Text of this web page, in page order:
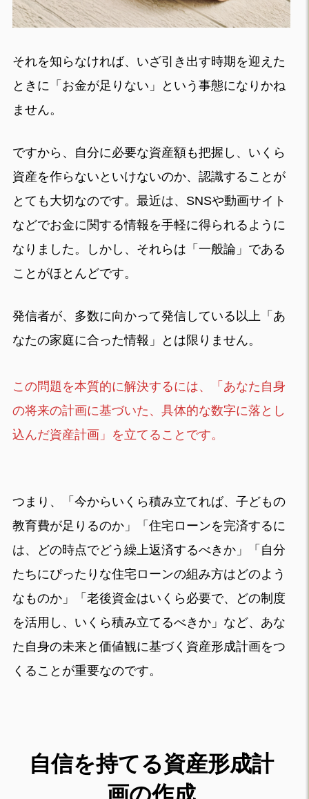
それを知らなければ、いざ引き出す時期を迎えた
ときに「お金が足りない」という事態になりかね
ません。
ですから、自分に必要な資産額も把握し、いくら
資産を作らないといけないのか、認識することが
とても大切なのです。最近は、SNSや動画サイト
などでお金に関する情報を手軽に得られるように
なりました。しかし、それらは「一般論」である
ことがほとんどです。
発信者が、多数に向かって発信している以上「あ
なたの家庭に合った情報」とは限りません。
この問題を本質的に解決するには、「あなた自身
の将来の計画に基づいた、具体的な数字に落とし
込んだ資産計画」を立てることです。
つまり、「今からいくら積み立てれば、子どもの
教育費が足りるのか」「住宅ローンを完済するに
は、どの時点でどう繰上返済するべきか」「自分
たちにぴったりな住宅ローンの組み方はどのよう
なものか」「老後資金はいくら必要で、どの制度
を活用し、いくら積み立てるべきか」など、あな
た自身の未来と価値観に基づく資産形成計画をつ
くることが重要なのです。
自信を持てる資産形成計